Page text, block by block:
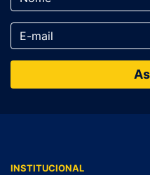
INSTITUCIONAL